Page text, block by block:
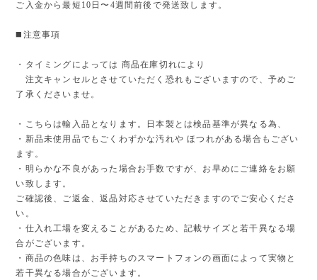
ご入金から最短10日〜4週間前後で発送致します。
◼️注意事項
・タイミングによっては 商品在庫切れにより
注文キャンセルとさせていただく恐れもございますので、予めご
了承くださいませ。
・こちらは輸入品となります。日本製とは検品基準が異なる為、
・新品未使用品でもごくわずかな汚れや ほつれがある場合もござい
ます。
・明らかな不良があった場合お手数ですが、お早めにご連絡をお願
い致します。
ご確認後、ご返金、返品対応させていただきますのでご安心くださ
い。
・仕入れ工場を変えることがあるため、記載サイズと若干異なる場
合がございます。
・商品の色味は、お手持ちのスマートフォンの画面によって実物と
若干異なる場合がございます。